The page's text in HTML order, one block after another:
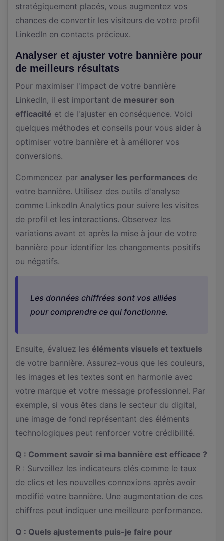
stratégiquement placés, vous augmentez vos
chances de convertir les visiteurs de votre profil
LinkedIn en contacts précieux.
Analyser et ajuster votre bannière pour
de meilleurs résultats
Pour maximiser l'impact de votre bannière
LinkedIn, il est important de mesurer son
efficacité et de l'ajuster en conséquence. Voici
quelques méthodes et conseils pour vous aider à
optimiser votre bannière et à améliorer vos
conversions.
Commencez par analyser les performances de
votre bannière. Utilisez des outils d'analyse
comme LinkedIn Analytics pour suivre les visites
de profil et les interactions. Observez les
variations avant et après la mise à jour de votre
bannière pour identifier les changements positifs
ou négatifs.
Les données chiffrées sont vos alliées
pour comprendre ce qui fonctionne.
Ensuite, évaluez les éléments visuels et textuels
de votre bannière. Assurez-vous que les couleurs,
les images et les textes sont en harmonie avec
votre marque et votre message professionnel. Par
exemple, si vous êtes dans le secteur du digital,
une image de fond représentant des éléments
technologiques peut renforcer votre crédibilité.
Q : Comment savoir si ma bannière est efficace ?
R : Surveillez les indicateurs clés comme le taux
de clics et les nouvelles connexions après avoir
modifié votre bannière. Une augmentation de ces
chiffres peut indiquer une meilleure performance.
Q : Quels ajustements puis-je faire pour